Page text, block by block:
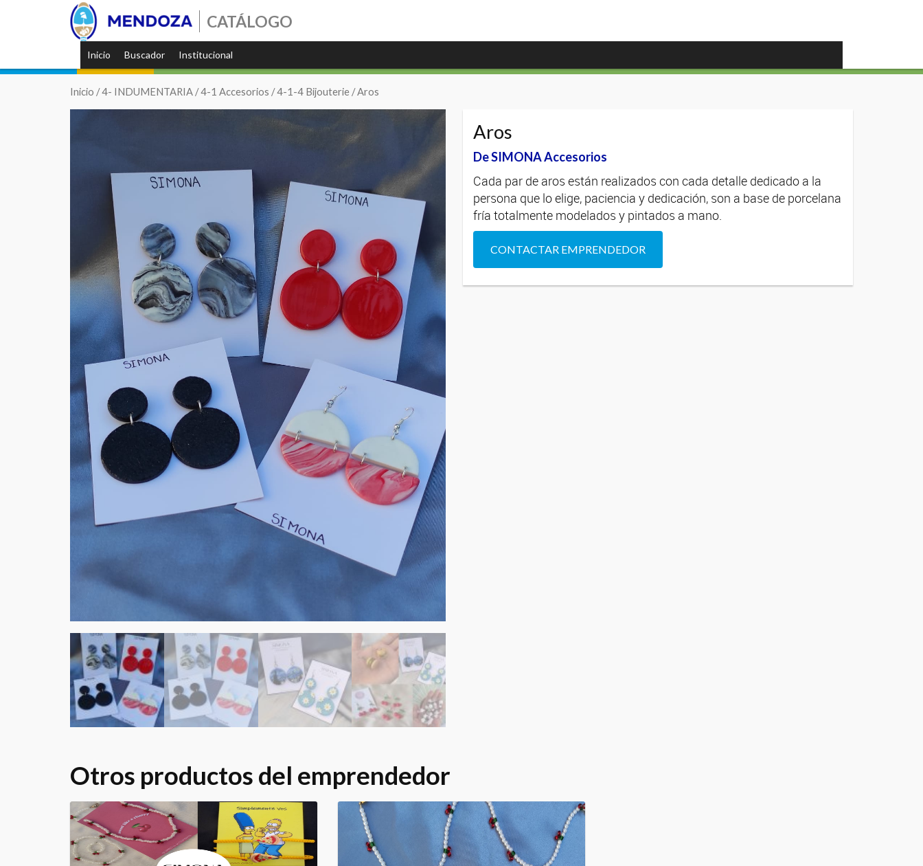
CATÁLOGO
Inicio Buscador Institucional
Inicio /4- INDUMENTARIA /4-1 Accesorios /4-1-4 Bijouterie / Aros
Aros
De SIMONA Accesorios
Cada par de aros están realizados con cada detalle dedicado a la
persona que lo elige, paciencia y dedicación, son a base de porcelana
fría totalmente modelados y pintados a mano.
CONTACTAR EMPRENDEDOR
Otros productos del emprendedor